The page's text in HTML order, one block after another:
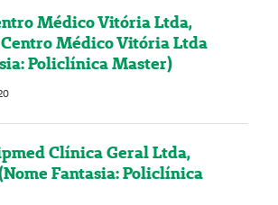
Médico Vitória Ltda,
Médico Vitória Ltda
Policlínica Master)
Clínica Geral Ltda,
Fantasia: Policlínica